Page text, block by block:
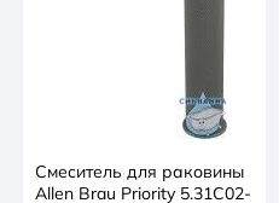
Смеситель для раковины
Allen Brau Priority 5.31С02-